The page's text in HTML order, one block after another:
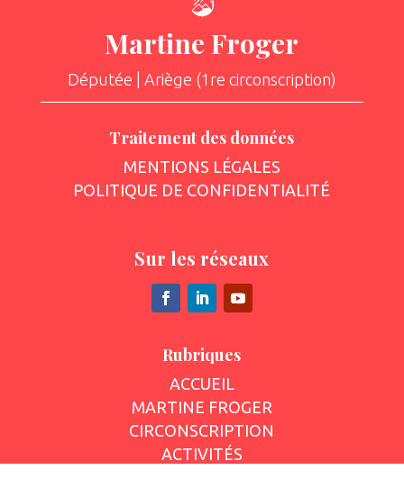
Martine Froger
Députée | Ariège (1re circonscription)
Traitement des données
MENTIONS LÉGALES
POLITIQUE DE CONFIDENTIALITÉ
Sur les réseaux
Rubriques
ACCUEIL
MARTINE FROGER
CIRCONSCRIPTION
ACTIVITÉS